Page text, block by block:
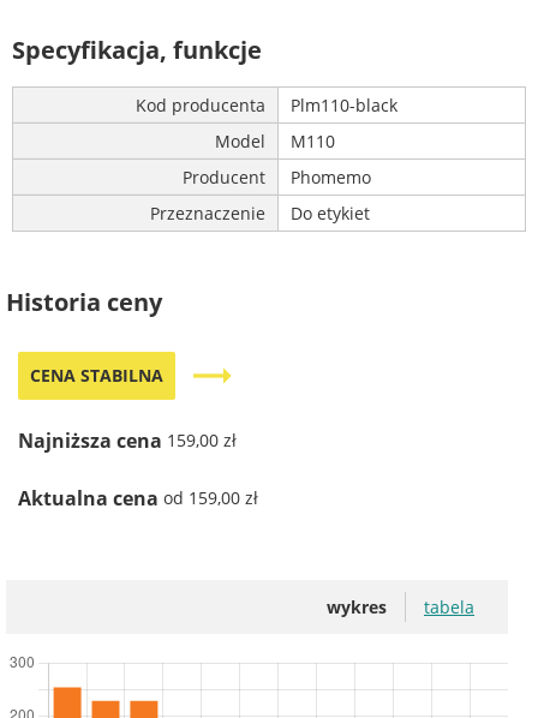
Specyfikacja, funkcje
Kod producenta
Plm110-black
Model
M110
Producent
Phomemo
Przeznaczenie
Do etykiet
Historia ceny
CENA STABILNA trending_flat
Najniższa cena 159,00 zł
Aktualna cena od 159,00 zł
wykres tabela